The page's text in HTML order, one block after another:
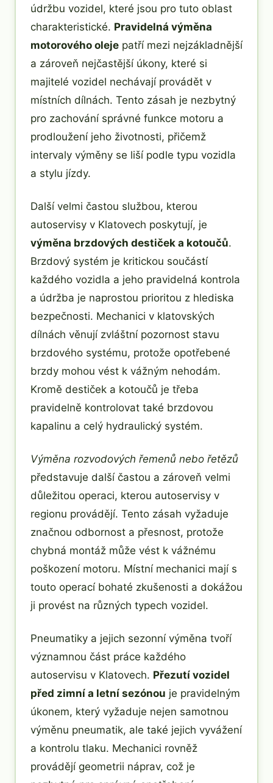
údržbu vozidel, které jsou pro tuto oblast
charakteristické. Pravidelná výměna
motorového oleje patří mezi nejzákladnější
a zároveň nejčastější úkony, které si
majitelé vozidel nechávají provádět v
místních dílnách. Tento zásah je nezbytný
pro zachování správné funkce motoru a
prodloužení jeho životnosti, přičemž
intervaly výměny se liší podle typu vozidla
a stylu jízdy.
Další velmi častou službou, kterou
autoservisy v Klatovech poskytují, je
výměna brzdových destiček a kotoučů.
Brzdový systém je kritickou součástí
každého vozidla a jeho pravidelná kontrola
a údržba je naprostou prioritou z hlediska
bezpečnosti. Mechanici v klatovských
dílnách věnují zvláštní pozornost stavu
brzdového systému, protože opotřebené
brzdy mohou vést k vážným nehodám.
Kromě destiček a kotoučů je třeba
pravidelně kontrolovat také brzdovou
kapalinu a celý hydraulický systém.
Výměna rozvodových řemenů nebo řetězů
představuje další častou a zároveň velmi
důležitou operaci, kterou autoservisy v
regionu provádějí. Tento zásah vyžaduje
značnou odbornost a přesnost, protože
chybná montáž může vést k vážnému
poškození motoru. Místní mechanici mají s
touto operací bohaté zkušenosti a dokážou
ji provést na různých typech vozidel.
Pneumatiky a jejich sezonní výměna tvoří
významnou část práce každého
autoservisu v Klatovech. Přezutí vozidel
před zimní a letní sezónou je pravidelným
úkonem, který vyžaduje nejen samotnou
výměnu pneumatik, ale také jejich vyvážení
a kontrolu tlaku. Mechanici rovněž
provádějí geometrii náprav, což je